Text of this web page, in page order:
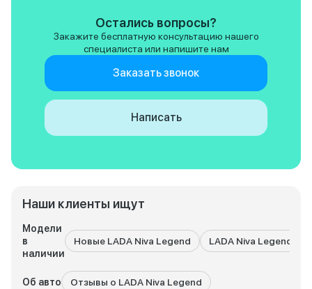
Наши клиенты ищут
Модели
в
наличии
Новые LADA Niva Legend LADA Niva Legend с
Об авто Отзывы о LADA Niva Legend
дешевые и
огромный плюс!
Остались вопросы?
Закажите бесплатную консультацию нашего
специалиста или напишите нам
Заказать звонок
Написать